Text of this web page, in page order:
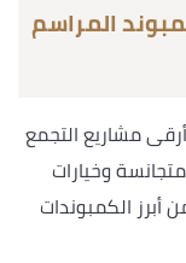
المراسم
مشاريع التجمع
وخيارات
الكمبوندات